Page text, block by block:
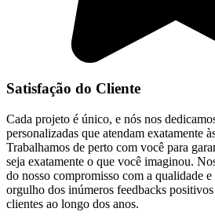
Satisfação do Cliente
Cada projeto é único, e nós nos
personalizadas que atendam exatamente
Trabalhamos de perto com você para
seja exatamente o que você imaginou.
do nosso compromisso com a qualidade e
orgulho dos inúmeros feedbacks
clientes ao longo dos anos.